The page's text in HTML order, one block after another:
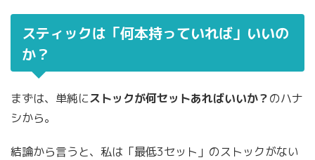
スティックは「何本持っていれば」いいの
か？
まずは、単純にストックが何セットあればいいか？のハナ
シから。
結論から言うと、私は「最低3セット」のストックがない